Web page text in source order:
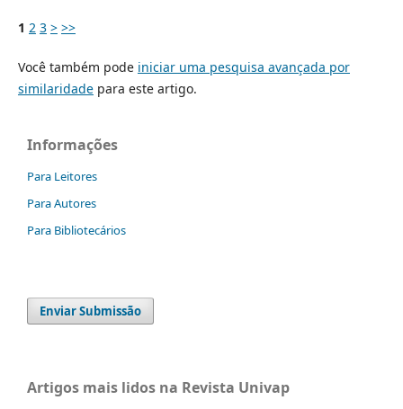
1 2 3 > >>
Você também pode iniciar uma pesquisa avançada por
similaridadepara este artigo.
Informações
Para Leitores
Para Autores
Para Bibliotecários
Enviar Submissão
Artigos mais lidos na Revista Univap